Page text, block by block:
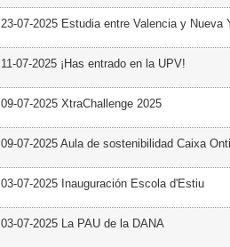
23-07-2025 Estudia entre Valencia y Nueva
11-07-2025 ¡Has entrado en la UPV!
09-07-2025 XtraChallenge 2025
09-07-2025 Aula de sostenibilidad Caixa
03-07-2025 Inauguración Escola d'Estiu
03-07-2025 La PAU de la DANA